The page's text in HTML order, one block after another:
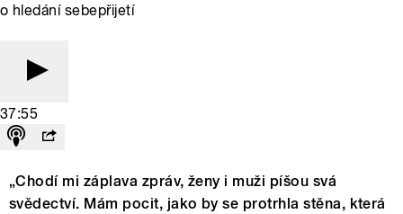
o hledání sebepřijetí
37:55
„Chodí mi záplava zpráv, ženy i muži píšou svá
svědectví. Mám pocit, jako by se protrhla stěna, která